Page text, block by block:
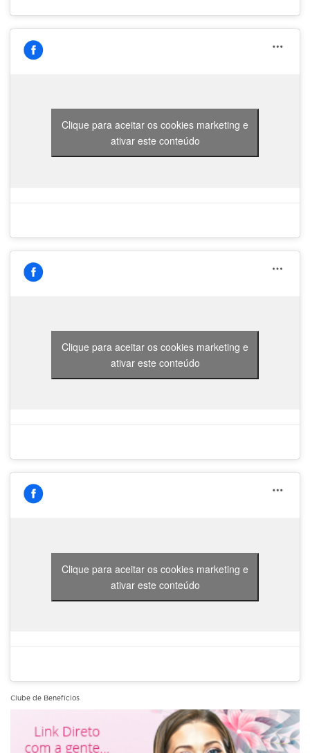
Clique para aceitar os cookies marketing e
ativar este conteúdo
Clique para aceitar os cookies marketing e
ativar este conteúdo
Clique para aceitar os cookies marketing e
ativar este conteúdo
Clube de Benefícios